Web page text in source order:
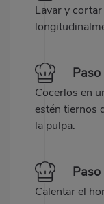
Lavar y
Cocerlos en
estén tiernos
la pulpa.
Calentar el